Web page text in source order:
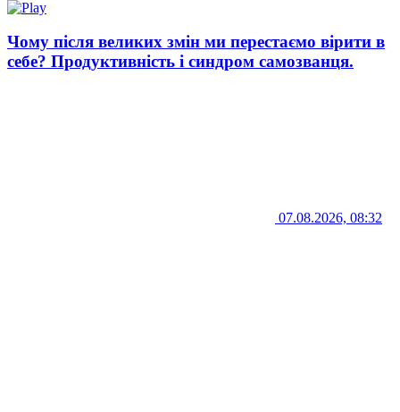
Чому після великих змін ми перестаємо вірити в
себе? Продуктивність і синдром самозванця.
07.08.2026, 08:32